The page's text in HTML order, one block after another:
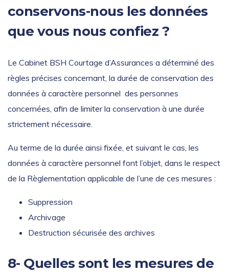
conservons-nous les données
que vous nous confiez ?
Le Cabinet BSH Courtage d’Assurances a déterminé des
règles précises concernant, la durée de conservation des
données à caractère personnel des personnes
concernées, afin de limiter la conservation à une durée
strictement nécessaire.
Au terme de la durée ainsi fixée, et suivant le cas, les
données à caractère personnel font l’objet, dans le respect
de la Règlementation applicable de l’une de ces mesures :
Suppression
Archivage
Destruction sécurisée des archives
8- Quelles sont les mesures de